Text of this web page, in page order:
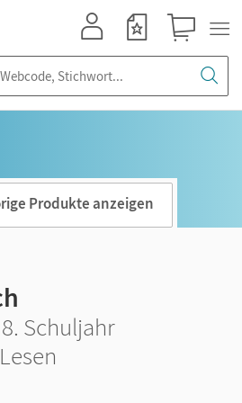
Produkte anzeigen
Schuljahr